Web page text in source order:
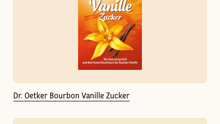
Dr. Oetker Bourbon Vanille Zucker